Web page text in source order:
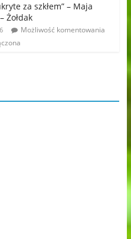
za szkłem” – Maja
Żołdak
Możliwość komentowania